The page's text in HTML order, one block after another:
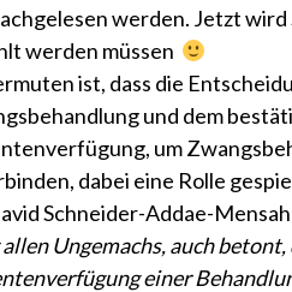
werden. Jetzt
werden müssen
ist, dass die
und dem
um
dabei eine Rolle
Schneider-Addae-
Ungemachs, auch
einer